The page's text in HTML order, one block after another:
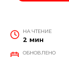
НА ЧТЕНИЕ
2 мин
ОБНОВЛЕНО